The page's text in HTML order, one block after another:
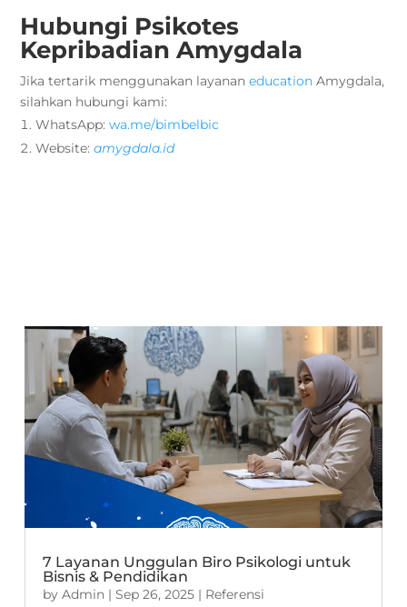
Hubungi Psikotes
Kepribadian Amygdala
Jika tertarik menggunakan layananeducation Amygdala,
silahkan hubungi kami:
WhatsApp:wa.me/bimbelbic
Website:amygdala.id
7 Layanan Unggulan Biro Psikologi untuk
Bisnis & Pendidikan
by Admin| Sep 26, 2025| Referensi